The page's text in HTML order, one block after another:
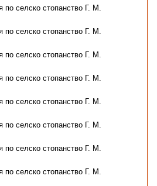
по селско стопанство Г. М.
по селско стопанство Г. М.
по селско стопанство Г. М.
по селско стопанство Г. М.
по селско стопанство Г. М.
по селско стопанство Г. М.
по селско стопанство Г. М.
по селско стопанство Г. М.